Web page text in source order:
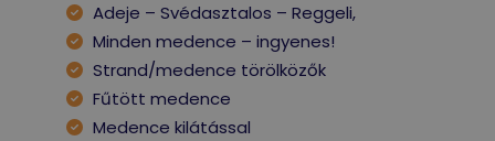
Adeje – Svédasztalos – Reggeli,
Minden medence – ingyenes!
Strand/medence törölközők
Fűtött medence
Medence kilátással